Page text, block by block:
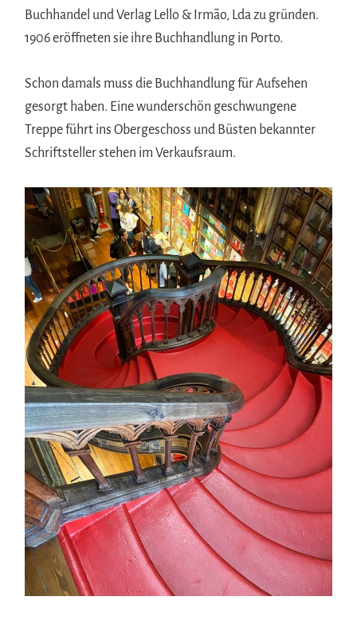
Buchhandel und Verlag Lello & Irmão, Lda zu gründen.
1906 eröffneten sie ihre Buchhandlung in Porto.
Schon damals muss die Buchhandlung für Aufsehen
gesorgt haben. Eine wunderschön geschwungene
Treppe führt ins Obergeschoss und Büsten bekannter
Schriftsteller stehen im Verkaufsraum.